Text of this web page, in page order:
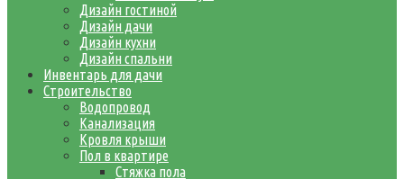
Дизайн гостиной
Дизайн дачи
Дизайн кухни
Дизайн спальни
Инвентарь для дачи
Строительство
Водопровод
Канализация
Кровля крыши
Пол в квартире
Стяжка пола